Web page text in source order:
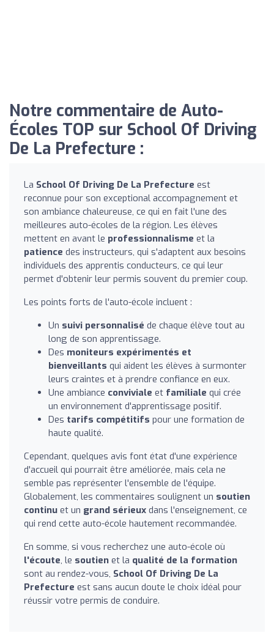
Notre commentaire de Auto-
Écoles TOP sur School Of Driving
De La Prefecture :
La School Of Driving De La Prefecture est
reconnue pour son exceptional accompagnement et
son ambiance chaleureuse, ce qui en fait l'une des
meilleures auto-écoles de la région. Les élèves
mettent en avant le professionnalisme et la
patience des instructeurs, qui s'adaptent aux besoins
individuels des apprentis conducteurs, ce qui leur
permet d'obtenir leur permis souvent du premier coup.
Les points forts de l'auto-école incluent :
Un suivi personnalisé de chaque élève tout au
long de son apprentissage.
Des moniteurs expérimentés et
bienveillants qui aident les élèves à surmonter
leurs craintes et à prendre confiance en eux.
Une ambiance conviviale et familiale qui crée
un environnement d'apprentissage positif.
Des tarifs compétitifs pour une formation de
haute qualité.
Cependant, quelques avis font état d'une expérience
d'accueil qui pourrait être améliorée, mais cela ne
semble pas représenter l'ensemble de l'équipe.
Globalement, les commentaires soulignent un soutien
continu et un grand sérieux dans l'enseignement, ce
qui rend cette auto-école hautement recommandée.
En somme, si vous recherchez une auto-école où
l'écoute, le soutien et la qualité de la formation
sont au rendez-vous, School Of Driving De La
Prefecture est sans aucun doute le choix idéal pour
réussir votre permis de conduire.